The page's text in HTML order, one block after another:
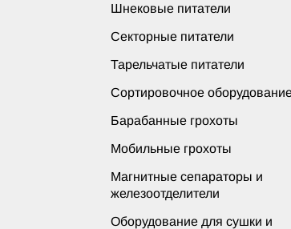
Шнековые питатели
Секторные питатели
Тарельчатые питатели
Сортировочное
Барабанные грохоты
Мобильные грохоты
Магнитные сепараторы и
железоотделители
Оборудование для сушки и